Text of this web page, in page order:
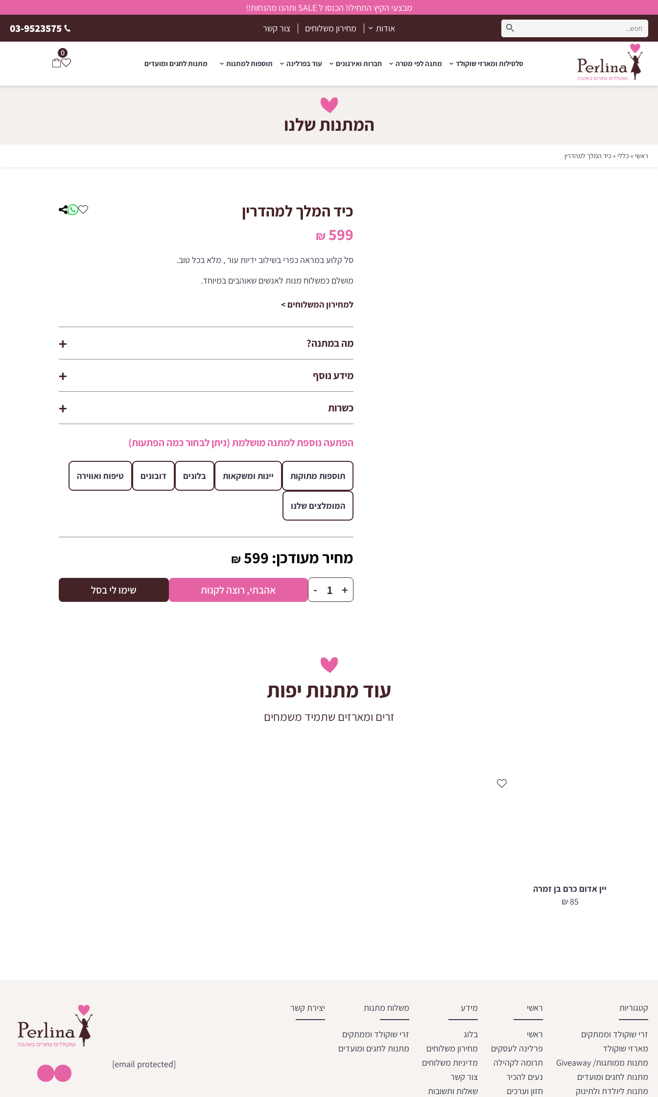
מבצעי הקיץ התחילו! הכנסו ל SALE ותהנו מהנחות!!
Search
for:
Search Button
אודות מחירון משלוחים צור קשר 03-9523575
סלסילות ומארזי שוקולד מתנה לפי מטרה חברות ואירגונים עוד בפרלינה תוספות למתנות מתנות לחגים ומועדים
0
המתנות שלנו
ראשי » כללי » כיד המלך למהדרין
כיד המלך למהדרין
599
₪
סל קלוע במראה כפרי בשילוב ידיות עור , מלא בכל טוב.
מושלם כמשלוח מנות לאנשים שאוהבים במיוחד.
למחירון המשלוחים >
מה במתנה?
מידע נוסף
כשרות
הפתעה נוספת למתנה מושלמת (ניתן לבחור כמה הפתעות)
תוספות מתוקות יינות ומשקאות בלונים דובונים טיפוח ואווירה
המומלצים שלנו
מחיר מעודכן: 599
₪
+
כמות
של
- אהבתי, רוצה לקנות שימו לי בסל
עוד מתנות יפות
זרים ומארזים שתמיד משמחים
יין אדום כרם בן זמרה
85
₪
קטגוריות
זרי שוקולד וממתקים
מארזי שוקולד
מתנות ממותגות/ Giveaway
מתנות לחגים ומועדים
מתנות ליולדת ולתינוק
ראשי
ראשי
פרלינה לעסקים
תרומה לקהילה
נעים להכיר
חזון וערכים
מידע
בלוג
מחירון משלוחים
מדיניות משלוחים
צור קשר
שאלות ותשובות
משלוח מתנות
זרי שוקולד וממתקים
מתנות לחגים ומועדים
יצירת קשר
[email protected]